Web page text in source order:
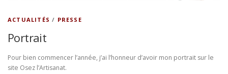
ACTUALITÉS / PRESSE
Portrait
Pour bien commencer l’année, j’ai l’honneur d’avoir mon portrait sur le
site Osez l’Artisanat.